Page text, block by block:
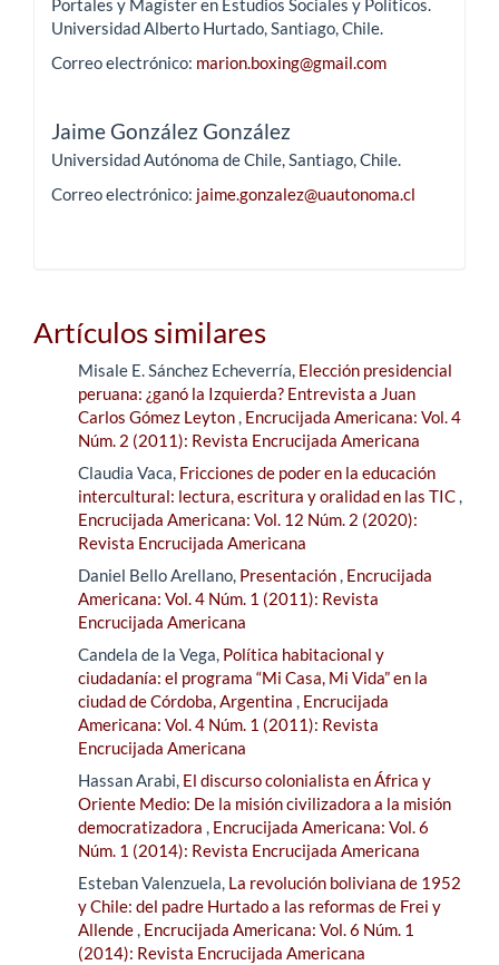
Portales y Magíster en Estudios Sociales y Políticos.
Universidad Alberto Hurtado, Santiago, Chile.
Correo electrónico: marion.boxing@gmail.com
Jaime González González
Universidad Autónoma de Chile, Santiago, Chile.
Correo electrónico: jaime.gonzalez@uautonoma.cl
Artículos similares
Misale E. Sánchez Echeverría, Elección presidencial
peruana: ¿ganó la Izquierda? Entrevista a Juan
Carlos Gómez Leyton, Encrucijada Americana: Vol. 4
Núm. 2 (2011): Revista Encrucijada Americana
Claudia Vaca, Fricciones de poder en la educación
intercultural: lectura, escritura y oralidad en las TIC,
Encrucijada Americana: Vol. 12 Núm. 2 (2020):
Revista Encrucijada Americana
Daniel Bello Arellano, Presentación, Encrucijada
Americana: Vol. 4 Núm. 1 (2011): Revista
Encrucijada Americana
Candela de la Vega, Política habitacional y
ciudadanía: el programa “Mi Casa, Mi Vida” en la
ciudad de Córdoba, Argentina , Encrucijada
Americana: Vol. 4 Núm. 1 (2011): Revista
Encrucijada Americana
Hassan Arabi, El discurso colonialista en África y
Oriente Medio: De la misión civilizadora a la misión
democratizadora , Encrucijada Americana: Vol. 6
Núm. 1 (2014): Revista Encrucijada Americana
Esteban Valenzuela, La revolución boliviana de 1952
y Chile: del padre Hurtado a las reformas de Frei y
Allende, Encrucijada Americana: Vol. 6 Núm. 1
(2014): Revista Encrucijada Americana